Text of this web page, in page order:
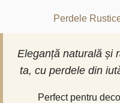
Perdele
Eleganță naturală și
ta, cu perdele din
Perfect pentru